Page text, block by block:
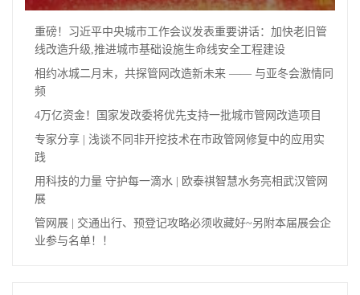
重磅！习近平中央城市工作会议发表重要讲话：加快老旧管
线改造升级,推进城市基础设施生命线安全工程建设
相约冰城二月末，共探管网改造新未来 —— 与亚冬会激情同
频
4万亿资金！国家发改委将优先支持一批城市管网改造项目
专家分享 | 浅谈不同非开挖技术在市政管网修复中的应用实
践
用科技的力量 守护每一滴水 | 欧泰祺智慧水务亮相武汉管网
展
管网展 | 交通出行、预登记攻略必须收藏好~另附本届展会企
业参与名单！！